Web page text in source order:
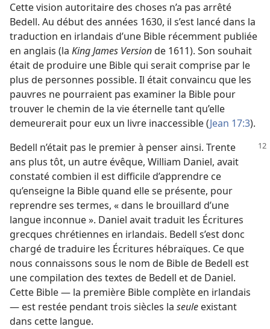
Cette vision autoritaire des choses n’a pas arrêté
Bedell. Au début des années 1630, il s’est lancé dans la
traduction en irlandais d’une Bible récemment publiée
en anglais (la King James Versionde 1611). Son souhait
était de produire une Bible qui serait comprise par le
plus de personnes possible. Il était convaincu que les
pauvres ne pourraient pas examiner la Bible pour
trouver le chemin de la vie éternelle tant qu’elle
demeurerait pour eux un livre inaccessible (Jean 17:3).
Bedell n’était pas le premier à penser ainsi. Trente
ans plus tôt, un autre évêque, William Daniel, avait
constaté combien il est difficile d’apprendre ce
qu’enseigne la Bible quand elle se présente, pour
reprendre ses termes, « dans le brouillard d’une
langue inconnue ». Daniel avait traduit les Écritures
grecques chrétiennes en irlandais. Bedell s’est donc
chargé de traduire les Écritures hébraïques. Ce que
nous connaissons sous le nom de Bible de Bedell est
une compilation des textes de Bedell et de Daniel.
Cette Bible — la première Bible complète en irlandais
— est restée pendant trois siècles la seule existant
dans cette langue.